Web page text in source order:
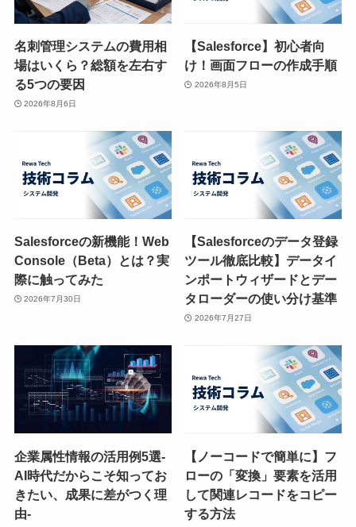
名刺管理システムの費用相
場はいくら？総額を左右す
る5つの要因
2026年8月6日
【Salesforce】初心者向
け！画面フローの作成手順
2026年8月5日
Salesforceの新機能！Web
Console（Beta）とは？実
際に触ってみた
2026年7月30日
【Salesforceのデータ登録
ツール徹底比較】データイ
ンポートウィザードとデー
タローダーの使い分け基準
2026年7月27日
企業属性情報の活用例5選-
AI時代だからこそ知ってお
きたい、成果に差がつく理
由-
【ノーコードで簡単に】フ
ローの「変換」要素を活用
して関連レコードをコピー
する方法